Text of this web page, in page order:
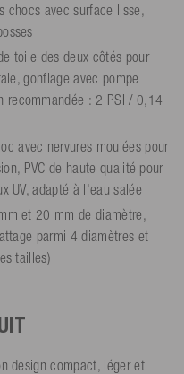
chocs avec surface lisse,
toile des deux côtés pour
gonflage avec pompe
recommandée : 2 PSI / 0,14
avec nervures moulées pour
PVC de haute qualité pour
UV, adapté à l'eau salée
et 20 mm de diamètre,
parmi 4 diamètres et
tailles)
design compact, léger et